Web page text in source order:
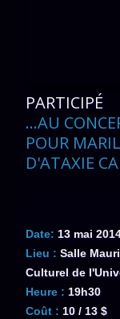
PARTICIPÉ
...AU
POUR
D'ATAXIE
Date: 13 mai
Lieu : Salle
Culturel de
Heure : 19h30
Coût : 10 / 13 $